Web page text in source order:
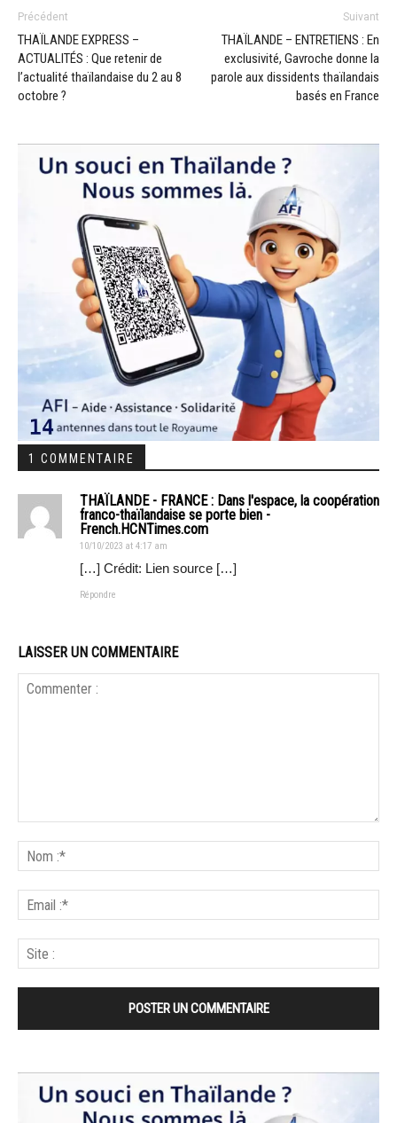
Précédent
THAÏLANDE EXPRESS –
ACTUALITÉS : Que retenir de
l’actualité thaïlandaise du 2 au 8
octobre ?
Suivant
THAÏLANDE – ENTRETIENS : En
exclusivité, Gavroche donne la
parole aux dissidents thaïlandais
basés en France
1 COMMENTAIRE
THAÏLANDE - FRANCE : Dans l'espace, la coopération
franco-thaïlandaise se porte bien -
French.HCNTimes.com
10/10/2023 at 4:17 am
[…] Crédit: Lien source […]
Répondre
LAISSER UN COMMENTAIRE